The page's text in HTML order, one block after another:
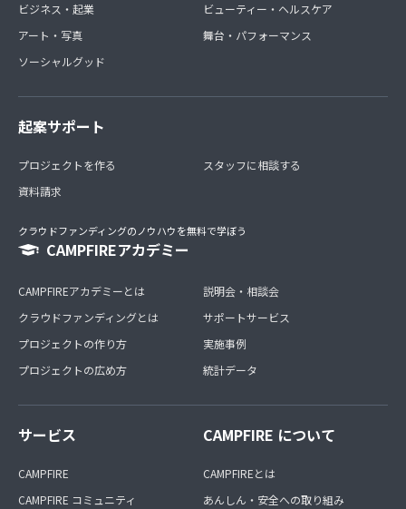
ビジネス・起業
アート・写真
ソーシャルグッド
ビューティー・ヘルスケア
舞台・パフォーマンス
起案サポート
プロジェクトを作る
資料請求
スタッフに相談する
クラウドファンディングのノウハウを無料で学ぼう
CAMPFIREアカデミー
CAMPFIREアカデミーとは
クラウドファンディングとは
プロジェクトの作り方
プロジェクトの広め方
説明会・相談会
サポートサービス
実施事例
統計データ
サービス
CAMPFIRE
CAMPFIRE コミュニティ
CAMPFIRE について
CAMPFIREとは
あんしん・安全への取り組み